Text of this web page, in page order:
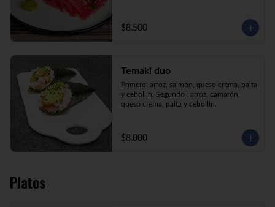
$8.500
Temaki duo
Primero: arroz, salmón, queso crema, palta
y cebollín. Segundo : arroz, camarón,
queso crema, palta y cebollín.
$8.000
Platos